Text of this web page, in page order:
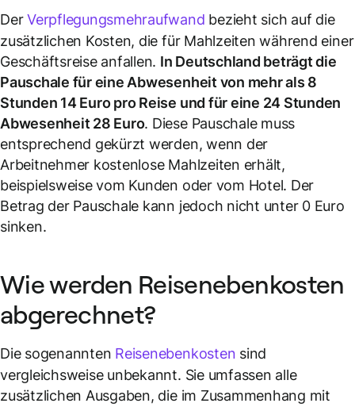
DerVerpflegungsmehraufwand bezieht sich auf die
zusätzlichen Kosten, die für Mahlzeiten während einer
Geschäftsreise anfallen. In Deutschland beträgt die
Pauschale für eine Abwesenheit von mehr als 8
Stunden 14 Euro pro Reise und für eine 24 Stunden
Abwesenheit 28 Euro. Diese Pauschale muss
entsprechend gekürzt werden, wenn der
Arbeitnehmer kostenlose Mahlzeiten erhält,
beispielsweise vom Kunden oder vom Hotel. Der
Betrag der Pauschale kann jedoch nicht unter 0 Euro
sinken.
Wie werden Reisenebenkosten
abgerechnet?
Die sogenannten Reisenebenkosten sind
vergleichsweise unbekannt. Sie umfassen alle
zusätzlichen Ausgaben, die im Zusammenhang mit